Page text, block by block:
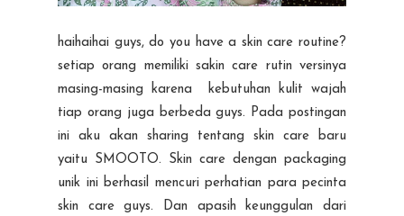
haihaihai guys, do you have a skin care routine?
setiap orang memiliki sakin care rutin versinya
masing-masing karena kebutuhan kulit wajah
tiap orang juga berbeda guys. Pada postingan
ini aku akan sharing tentang skin care baru
yaitu SMOOTO. Skin care dengan packaging
unik ini berhasil mencuri perhatian para pecinta
skin care guys. Dan apasih keunggulan dari